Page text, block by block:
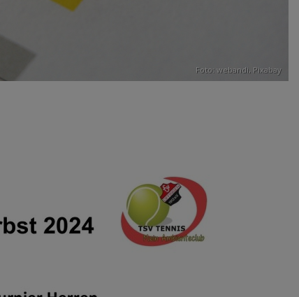
Foto: webandi, Pixabay